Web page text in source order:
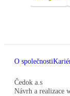
O společnosti
Čedok a.s
Návrh a realizace